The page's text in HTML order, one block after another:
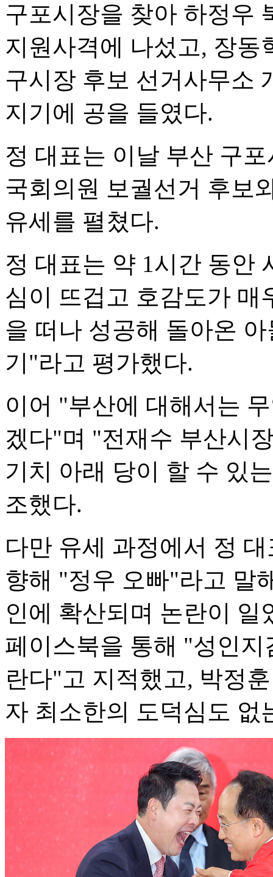
구포시장을 찾아 하정우
지원사격에 나섰고, 장동
구시장 후보 선거사무소
지기에 공을 들였다.
정 대표는 이날 부산 구
국회의원 보궐선거 후보
유세를 펼쳤다.
정 대표는 약 1시간 동안
심이 뜨겁고 호감도가
을 떠나 성공해 돌아온
기"라고 평가했다.
이어 "부산에 대해서는
겠다"며 "전재수 부산시
기치 아래 당이 할 수 있
조했다.
다만 유세 과정에서 정
향해 "정우 오빠"라고 말
인에 확산되며 논란이
페이스북을 통해 "성인
란다"고 지적했고, 박정
자 최소한의 도덕심도